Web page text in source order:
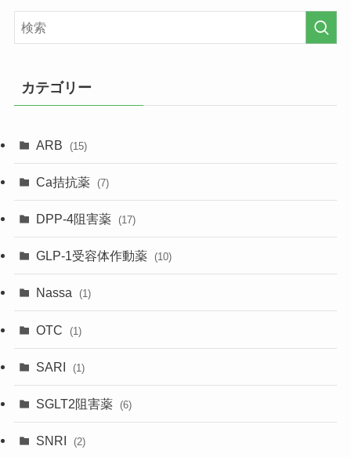
カテゴリー
ARB (15)
Ca拮抗薬 (7)
DPP-4阻害薬 (17)
GLP-1受容体作動薬 (10)
Nassa (1)
OTC (1)
SARI (1)
SGLT2阻害薬 (6)
SNRI (2)